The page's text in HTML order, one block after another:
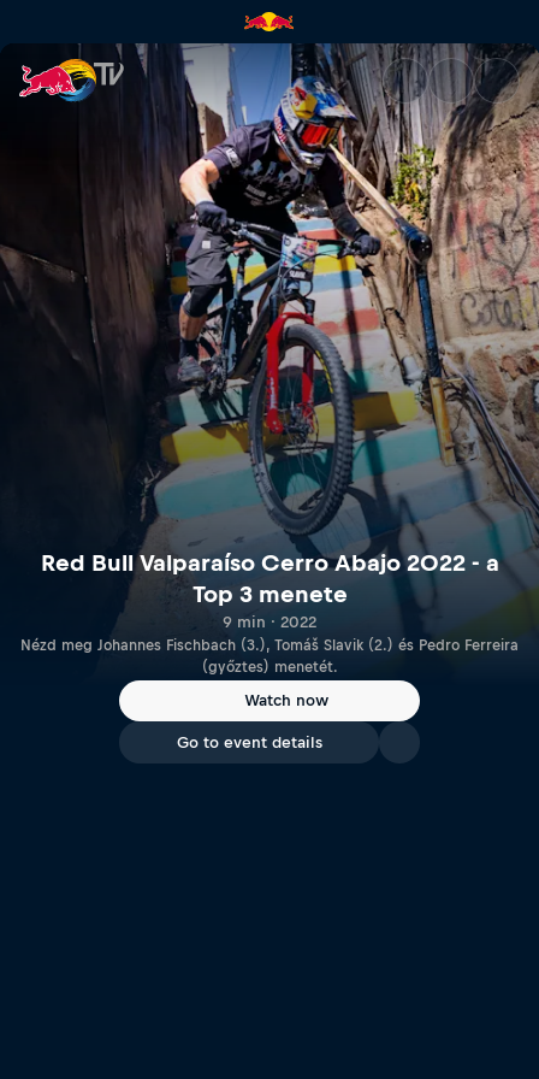
Red Bull Valparaíso Cerro
Red Bull Valparaíso Cerro Abajo 2022 - a
Top 3 menete
9 min · 2022
Nézd meg Johannes Fischbach (3.), Tomáš Slavik (2.) és Pedro Ferreira
(győztes) menetét.
Watch now
Go to event details